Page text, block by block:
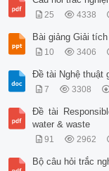
25 4338
Bài giảng Giải
10 3406
Đề tài Nghệ thuật
7 3308
Đề tài
water & waste
91 2962
Bộ câu hỏi trắc